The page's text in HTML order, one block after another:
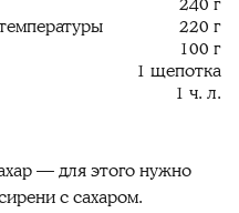
220 г
100 г
1 щепотка
1 ч. л.
— для этого нужно
с сахаром.